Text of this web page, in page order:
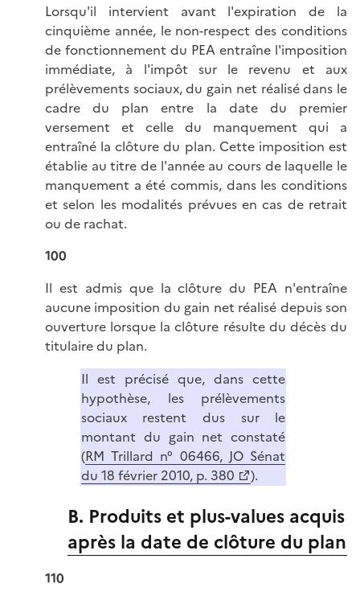
Lorsqu'il intervient avant l'expiration de la
cinquième année, le non-respect des conditions
de fonctionnement du PEA entraîne l'imposition
immédiate, à l'impôt sur le revenu et aux
prélèvements sociaux, du gain net réalisé dans le
cadre du plan entre la date du premier
versement et celle du manquement qui a
entraîné la clôture du plan. Cette imposition est
établie au titre de l'année au cours de laquelle le
manquement a été commis, dans les conditions
et selon les modalités prévues en cas de retrait
ou de rachat.
100
Il est admis que la clôture du PEA n'entraîne
aucune imposition du gain net réalisé depuis son
ouverture lorsque la clôture résulte du décès du
titulaire du plan.
Il est précisé que, dans cette
hypothèse, les prélèvements
sociaux restent dus sur le
montant du gain net constaté
(RM Trillard n° 06466, JO Sénat
du 18 février 2010, p. 380
).
B. Produits et plus-values acquis
après la date de clôture du plan
110